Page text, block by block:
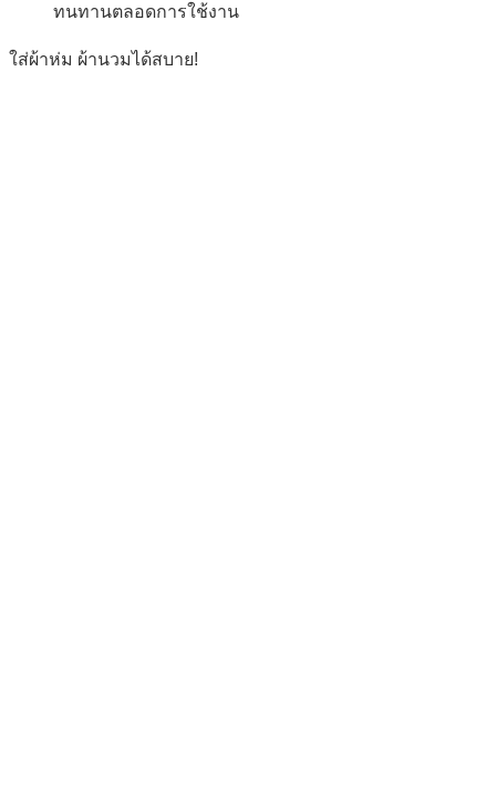
ทนทานตลอดการใช้งาน
ใส่ผ้าห่ม ผ้านวมได้สบาย!